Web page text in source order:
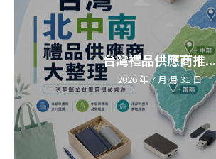
台灣禮品供應商推...
2026 年 7 月 月 31 日